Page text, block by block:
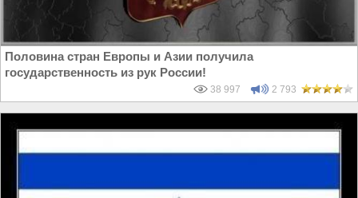
Половина стран Европы и Азии получила
государственность из рук России!
38 997 2 793